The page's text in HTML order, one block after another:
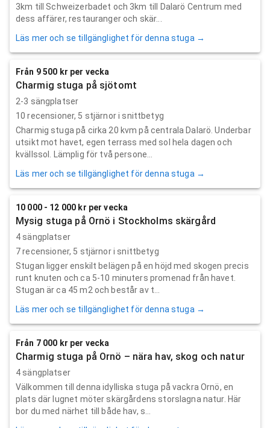
3km till Schweizerbadet och 3km till Dalarö Centrum med
dess affärer, restauranger och skär...
Läs mer och se tillgänglighet för denna stuga →
Från 9 500 kr per vecka
Charmig stuga på sjötomt
2-3 sängplatser
10 recensioner, 5 stjärnor i snittbetyg
Charmig stuga på cirka 20 kvm på centrala Dalarö. Underbar
utsikt mot havet, egen terrass med sol hela dagen och
kvällssol. Lämplig för två persone...
Läs mer och se tillgänglighet för denna stuga →
10 000 - 12 000 kr per vecka
Mysig stuga på Ornö i Stockholms skärgård
4 sängplatser
7recensioner, 5 stjärnor i snittbetyg
Stugan ligger enskilt belägen på en höjd med skogen precis
runt knuten och ca 5-10 minuters promenad från havet.
Stugan är ca 45 m2 och består av t...
Läs mer och se tillgänglighet för denna stuga →
Från 7 000 kr per vecka
Charmig stuga på Ornö – nära hav, skog och natur
4 sängplatser
Välkommen till denna idylliska stuga på vackra Ornö, en
plats där lugnet möter skärgårdens storslagna natur. Här
bor du med närhet till både hav, s...